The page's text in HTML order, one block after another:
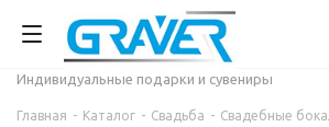
Индивидуальные подарки и сувениры
Главная - Каталог - Свадьба - Свадебные